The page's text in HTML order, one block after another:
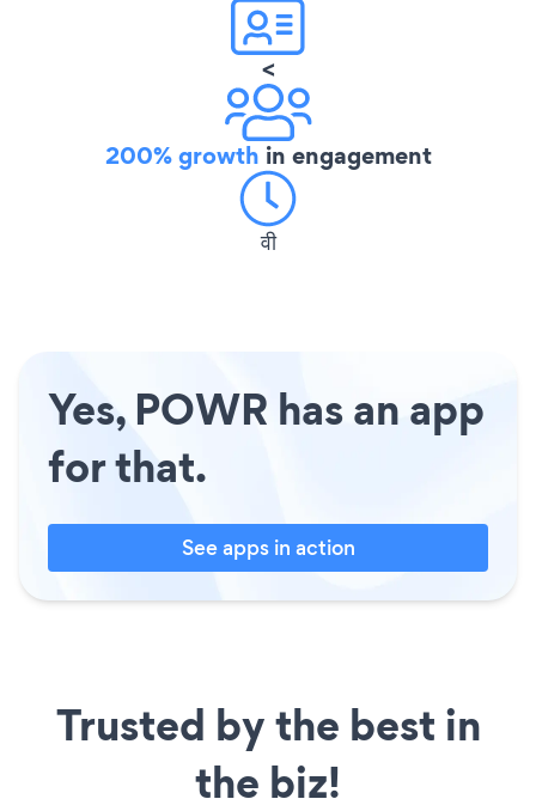
<
200% growth in engagement
वी
Yes, POWR has an app
for that.
See apps in action
Trusted by the best in
the biz!